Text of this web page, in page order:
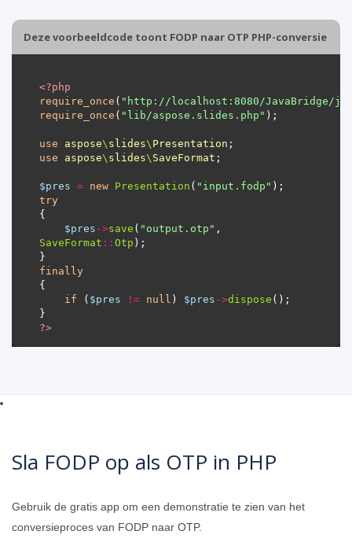
Deze voorbeeldcode toont FODP naar OTP PHP-conversie
<?php
require_once ( "http://localhost:8080/JavaBridge/
require_once ( "lib/aspose.slides.php"
use aspose\ slides\ Presentation
use
aspose\ slides\ SaveFormat
$pres = new Presentation ( "input.fodp"
try
$pres ->save ( "output.otp"
SaveFormat :: Otp
finally
if ( $pres != null ) $pres ->dispose
?>
Sla FODP op als OTP in PHP
Gebruik de gratis app om een ​​demonstratie te zien van het
conversieproces van FODP naar OTP.